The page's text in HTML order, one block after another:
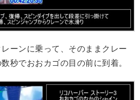
ーンに乗って、そのままクレー
秒でおおカゴの目の前に到着。